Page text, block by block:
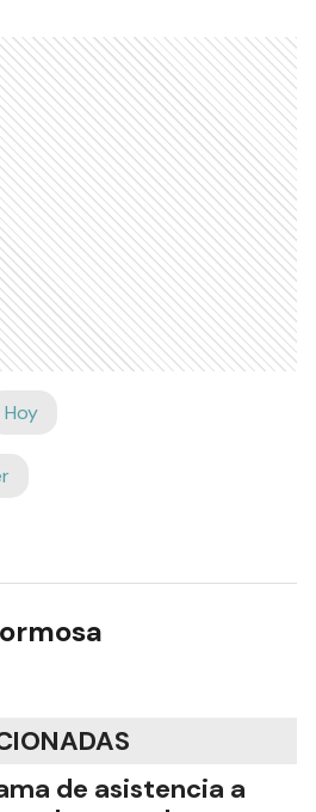
Hoy
de asistencia a